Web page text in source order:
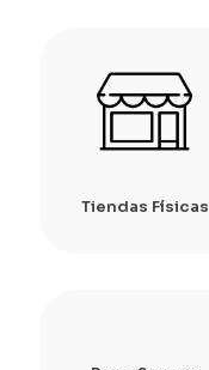
Tiendas Físicas